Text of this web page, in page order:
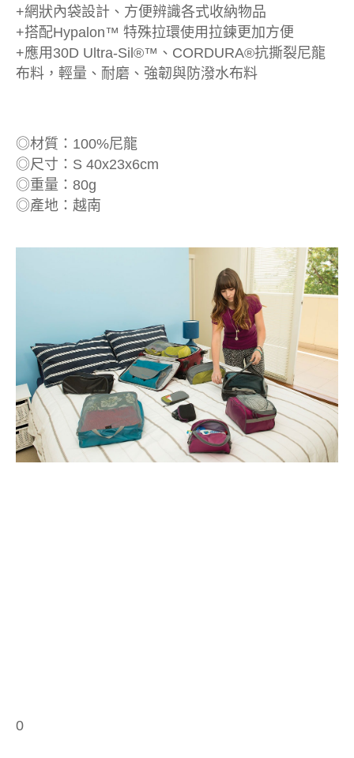
+網狀內袋設計、方便辨識各式收納物品
+搭配Hypalon™ 特殊拉環使用拉鍊更加方便
+應用30D Ultra-Sil®™、CORDURA®抗撕裂尼龍
布料，輕量、耐磨、強韌與防潑水布料
◎材質：100%尼龍
◎尺寸：S 40x23x6cm
◎重量：80g
◎產地：越南
0